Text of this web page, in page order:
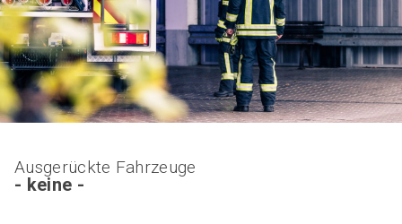
Ausgerückte Fahrzeuge
- keine -